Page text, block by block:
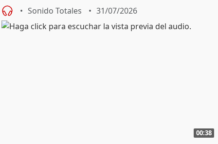
Sonido Totales 31/07/2026
00:38